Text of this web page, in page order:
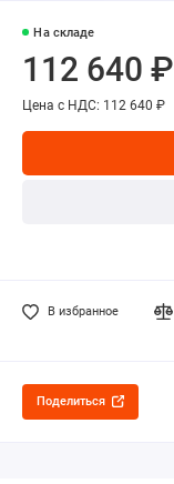
На складе
112 640 ₽
Цена с НДС: 112 640 ₽
В избранное
Поделиться